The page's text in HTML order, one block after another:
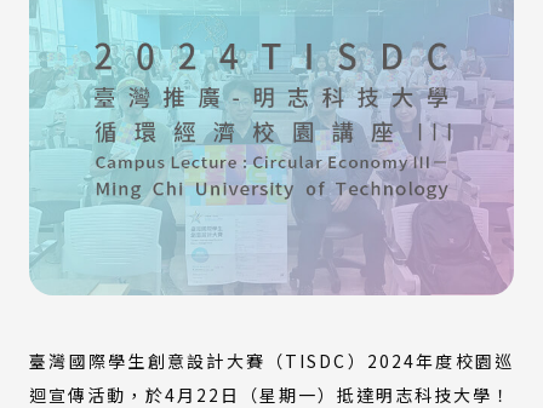
臺灣國際學生創意設計大賽（TISDC）2024年度校園巡
迴宣傳活動，於4月22日（星期一）抵達明志科技大學！